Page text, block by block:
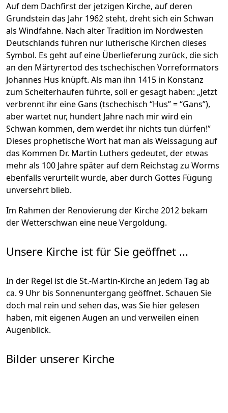
Auf dem Dachfirst der jetzigen Kirche, auf deren
Grundstein das Jahr 1962 steht, dreht sich ein Schwan
als Windfahne. Nach alter Tradition im Nordwesten
Deutschlands führen nur lutherische Kirchen dieses
Symbol. Es geht auf eine Überlieferung zurück, die sich
an den Märtyrertod des tschechischen Vorreformators
Johannes Hus knüpft. Als man ihn 1415 in Konstanz
zum Scheiterhaufen führte, soll er gesagt haben: „Jetzt
verbrennt ihr eine Gans (tschechisch “Hus” = “Gans”),
aber wartet nur, hundert Jahre nach mir wird ein
Schwan kommen, dem werdet ihr nichts tun dürfen!”
Dieses prophetische Wort hat man als Weissagung auf
das Kommen Dr. Martin Luthers gedeutet, der etwas
mehr als 100 Jahre später auf dem Reichstag zu Worms
ebenfalls verurteilt wurde, aber durch Gottes Fügung
unversehrt blieb.
Im Rahmen der Renovierung der Kirche 2012 bekam
der Wetterschwan eine neue Vergoldung.
Unsere Kirche ist für Sie geöffnet ...
In der Regel ist die St.-Martin-Kirche an jedem Tag ab
ca. 9 Uhr bis Sonnenuntergang geöffnet. Schauen Sie
doch mal rein und sehen das, was Sie hier gelesen
haben, mit eigenen Augen an und verweilen einen
Augenblick.
Bilder unserer Kirche